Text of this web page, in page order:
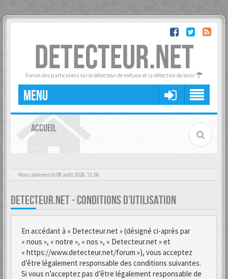
DETECTEUR.NET
Forum des particuliers sur le détecteur de métaux et la détection de loisir
MENU
ACCUEIL
Nous sommes le 08 août 2026, 11:56
DETECTEUR.NET - CONDITIONS D’UTILISATION
En accédant à « Detecteur.net » (désigné ci-après par
« nous », « notre », « nos », « Detecteur.net » et
« https://www.detecteur.net/forum »), vous acceptez
d’être légalement responsable des conditions suivantes.
Si vous n’acceptez pas d’être légalement responsable de